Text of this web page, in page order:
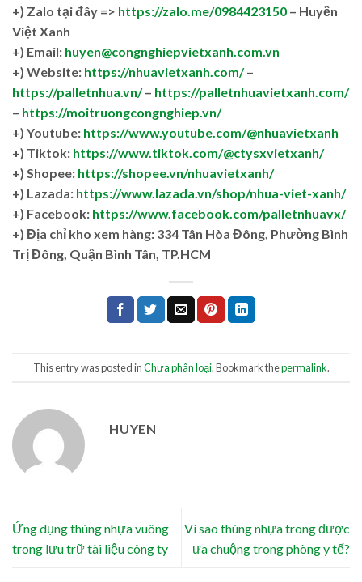
+) Zalo tại đây => https://zalo.me/0984423150 – Huyền
Việt Xanh
+) Email: huyen@congnghiepvietxanh.com.vn
+) Website: https://nhuavietxanh.com/–
https://palletnhua.vn/– https://palletnhuavietxanh.com/
– https://moitruongcongnghiep.vn/
+) Youtube: https://www.youtube.com/@nhuavietxanh
+) Tiktok: https://www.tiktok.com/@ctysxvietxanh/
+) Shopee: https://shopee.vn/nhuavietxanh/
+) Lazada: https://www.lazada.vn/shop/nhua-viet-xanh/
+) Facebook: https://www.facebook.com/palletnhuavx/
+) Địa chỉ kho xem hàng: 334 Tân Hòa Đông, Phường Bình
Trị Đông, Quận Bình Tân, TP.HCM
This entry was posted inChưa phân loại. Bookmark thepermalink.
HUYEN
Ứng dụng thùng nhựa vuông
trong lưu trữ tài liệu công ty
Vì sao thùng nhựa trong được
ưa chuộng trong phòng y tế?